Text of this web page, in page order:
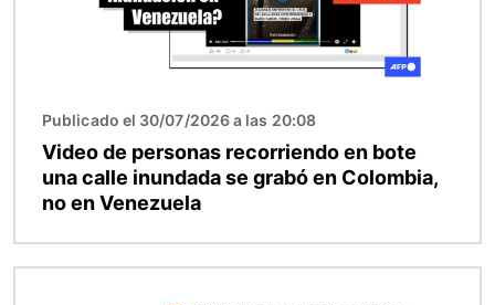
Publicado el 30/07/2026 a las 20:08
Video de personas recorriendo en bote
una calle inundada se grabó en Colombia,
no en Venezuela